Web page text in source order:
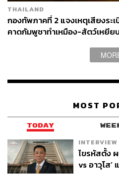
THAILAND
กองทัพภาคที่ 2 แจงเหตุเสียงระ
คาดกัมพูชาทำเหมือง-สัตว์เหยีย
MOST
TODAY
INTERVIEW
ไขรหัสตั้ง
vs อาวุโส’